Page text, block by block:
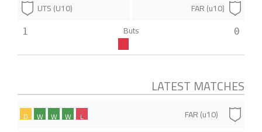
FAR (u10)
UTS (U10)
0
Buts
1
LATEST MATCHES
FAR (u10)
L
W
W
W
D